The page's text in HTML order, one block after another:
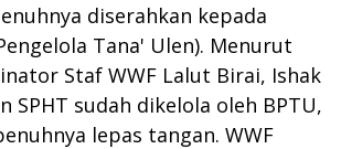
diserahkan kepada
Tana' Ulen). Menurut
Staf WWF Lalut Birai, Ishak
SPHT sudah dikelola oleh BPTU,
lepas tangan. WWF